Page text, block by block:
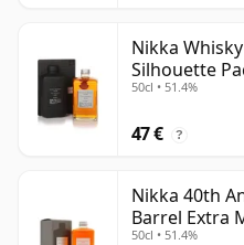
Nikka
Silhouette
50cl • 51.4%
47 € ?
Nikka 40th
Barrel Extra
50cl • 51.4%